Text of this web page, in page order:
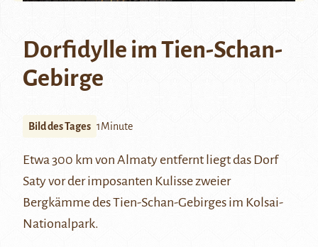
Dorfidylle im Tien-Schan-
Gebirge
Bild des Tages 1Minute
Etwa 300 km von Almatyentfernt liegt das Dorf
Saty vor der imposanten Kulisse zweier
Bergkämme desTien-Schan-Gebirges im Kolsai-
Nationalpark.